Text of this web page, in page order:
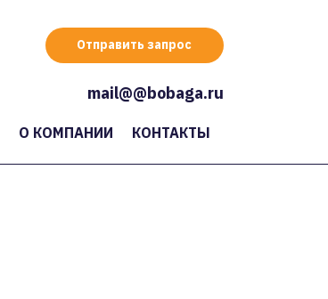
Отправить запрос
mail@@bobaga.ru
О КОМПАНИИ КОНТАКТЫ